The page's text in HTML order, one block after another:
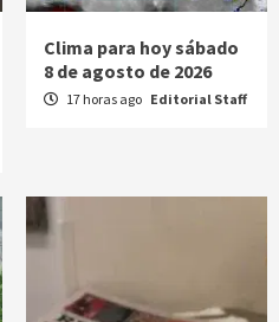
Clima para hoy sábado
8 de agosto de 2026
17 horas ago Editorial Staff